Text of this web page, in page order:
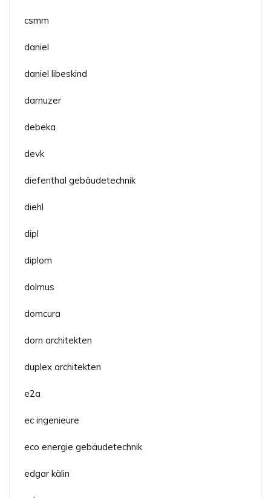
csmm
daniel
daniel libeskind
darnuzer
debeka
devk
diefenthal gebäudetechnik
diehl
dipl
diplom
dolmus
domcura
dorn architekten
duplex architekten
e2a
ec ingenieure
eco energie gebäudetechnik
edgar kälin